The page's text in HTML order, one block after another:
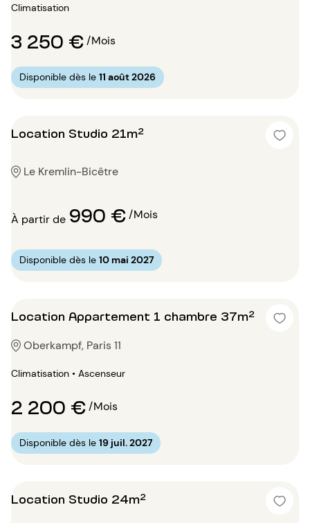
Climatisation
3 250 €/Mois
Disponible dès le 11 août 2026
Location Studio 21m²
Le Kremlin-Bicêtre
À partir de 990 €/Mois
Disponible dès le 10 mai 2027
Location Appartement 1 chambre 37m²
Oberkampf, Paris 11
Climatisation • Ascenseur
2 200 €/Mois
Disponible dès le 19 juil. 2027
Location Studio 24m²